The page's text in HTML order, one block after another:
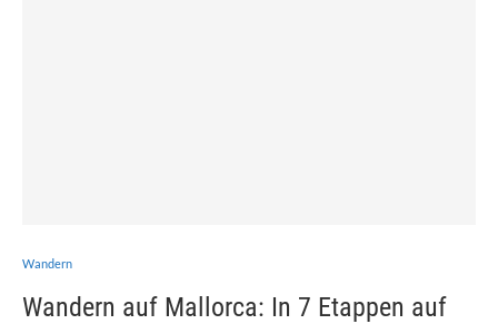
Wandern
Wandern auf Mallorca: In 7 Etappen auf